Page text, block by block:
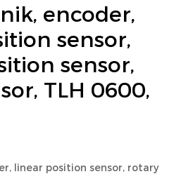
encoder,
sensor,
sensor,
TLH 0600,
linear position sensor, rotary